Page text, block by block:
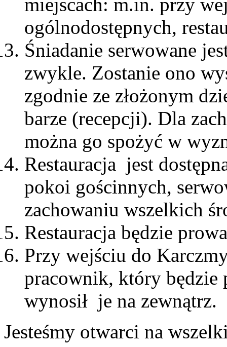
ogólnodostępnych,
Śniadanie serwowane
zwykle. Zostanie ono
zgodnie ze złożonym
barze (recepcji). Dla
można go spożyć w
Restauracja jest
pokoi gościnnych,
zachowaniu wszelkich
Restauracja będzie
Przy wejściu do
pracownik, który będzie
wynosił je na zewnątrz.
Jesteśmy otwarci na